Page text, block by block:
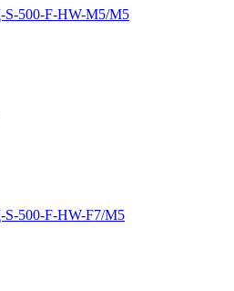
S-500-F-HW-M5/M5
500-F-HW-F7/M5